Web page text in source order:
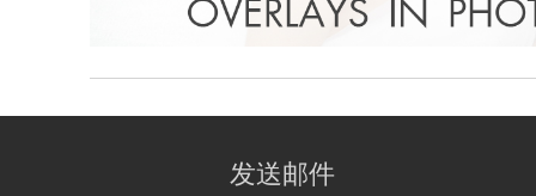
发送邮件